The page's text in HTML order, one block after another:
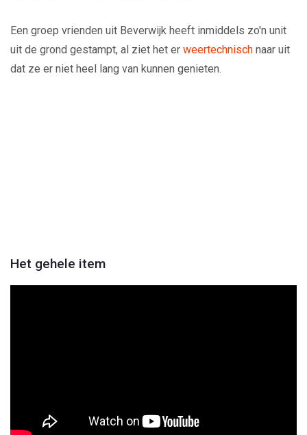
Een groep vrienden uit Beverwijk heeft inmiddels zo'n unit
uit de grond gestampt, al ziet het er weertechnisch naar uit
dat ze er niet heel lang van kunnen genieten.
Het gehele item